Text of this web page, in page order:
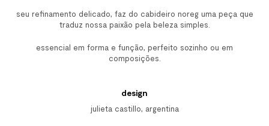
seu refinamento delicado, faz do cabideiro noreg uma peça que
traduz nossa paixão pela beleza simples.
essencial em forma e função, perfeito sozinho ou em
composições.
design
julieta castillo, argentina